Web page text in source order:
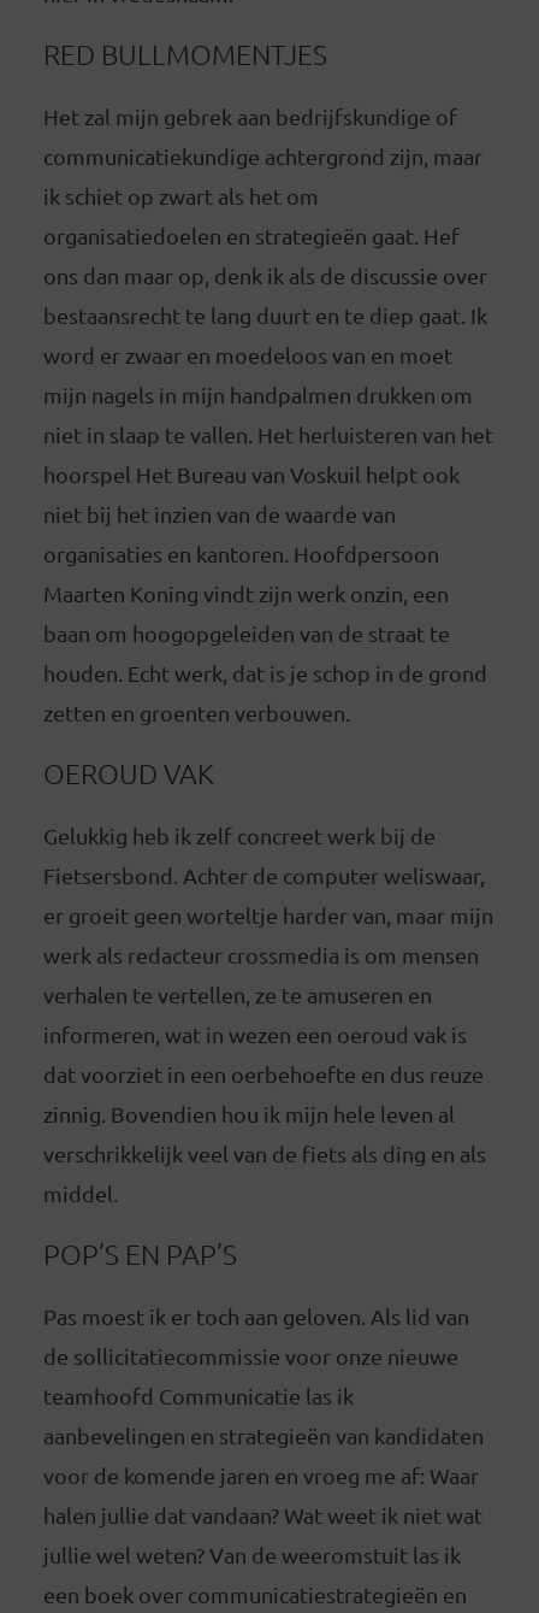
RED BULLMOMENTJES
Het zal mijn gebrek aan bedrijfskundige of
communicatiekundige achtergrond zijn, maar
ik schiet op zwart als het om
organisatiedoelen en strategieën gaat. Hef
ons dan maar op, denk ik als de discussie over
bestaansrecht te lang duurt en te diep gaat. Ik
word er zwaar en moedeloos van en moet
mijn nagels in mijn handpalmen drukken om
niet in slaap te vallen. Het herluisteren van het
hoorspel Het Bureau van Voskuil helpt ook
niet bij het inzien van de waarde van
organisaties en kantoren. Hoofdpersoon
Maarten Koning vindt zijn werk onzin, een
baan om hoogopgeleiden van de straat te
houden. Echt werk, dat is je schop in de grond
zetten en groenten verbouwen.
OEROUD VAK
Gelukkig heb ik zelf concreet werk bij de
Fietsersbond. Achter de computer weliswaar,
er groeit geen worteltje harder van, maar mijn
werk als redacteur crossmedia is om mensen
verhalen te vertellen, ze te amuseren en
informeren, wat in wezen een oeroud vak is
dat voorziet in een oerbehoefte en dus reuze
zinnig. Bovendien hou ik mijn hele leven al
verschrikkelijk veel van de fiets als ding en als
middel.
POP’S EN PAP’S
Pas moest ik er toch aan geloven. Als lid van
de sollicitatiecommissie voor onze nieuwe
teamhoofd Communicatie las ik
aanbevelingen en strategieën van kandidaten
voor de komende jaren en vroeg me af: Waar
halen jullie dat vandaan? Wat weet ik niet wat
jullie wel weten? Van de weeromstuit las ik
een boek over communicatiestrategieën en